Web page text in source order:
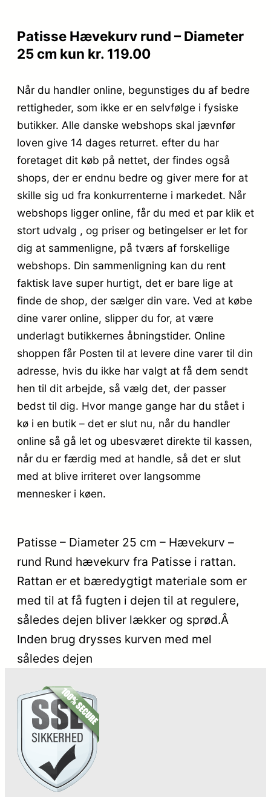
Patisse Hævekurv rund – Diameter
25 cm kun kr. 119.00
Når du handler online, begunstiges du af bedre
rettigheder, som ikke er en selvfølge i fysiske
butikker. Alle danske webshops skal jævnfør
loven give 14 dages returret. efter du har
foretaget dit køb på nettet, der findes også
shops, der er endnu bedre og giver mere for at
skille sig ud fra konkurrenterne i markedet. Når
webshops ligger online, får du med et par klik et
stort udvalg , og priser og betingelser er let for
dig at sammenligne, på tværs af forskellige
webshops. Din sammenligning kan du rent
faktisk lave super hurtigt, det er bare lige at
finde de shop, der sælger din vare. Ved at købe
dine varer online, slipper du for, at være
underlagt butikkernes åbningstider. Online
shoppen får Posten til at levere dine varer til din
adresse, hvis du ikke har valgt at få dem sendt
hen til dit arbejde, så vælg det, der passer
bedst til dig. Hvor mange gange har du stået i
kø i en butik – det er slut nu, når du handler
online så gå let og ubesværet direkte til kassen,
når du er færdig med at handle, så det er slut
med at blive irriteret over langsomme
mennesker i køen.
Patisse – Diameter 25 cm – Hævekurv –
rund Rund hævekurv fra Patisse i rattan.
Rattan er et bæredygtigt materiale som er
med til at få fugten i dejen til at regulere,
således dejen bliver lækker og sprød.Â
Inden brug drysses kurven med mel
således dejen